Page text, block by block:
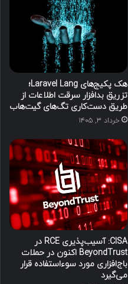
هک پکیج‌های Laravel Lang؛
تزریق بدافزار سرقت اطلاعات از
طریق دست‌کاری تگ‌های گیت‌هاب
خرداد ۳, ۱۴۰۵
CISA: آسیب‌پذیری RCE در
BeyondTrust اکنون در حملات
باج‌افزاری مورد سوءاستفاده قرار
می‌گیرد